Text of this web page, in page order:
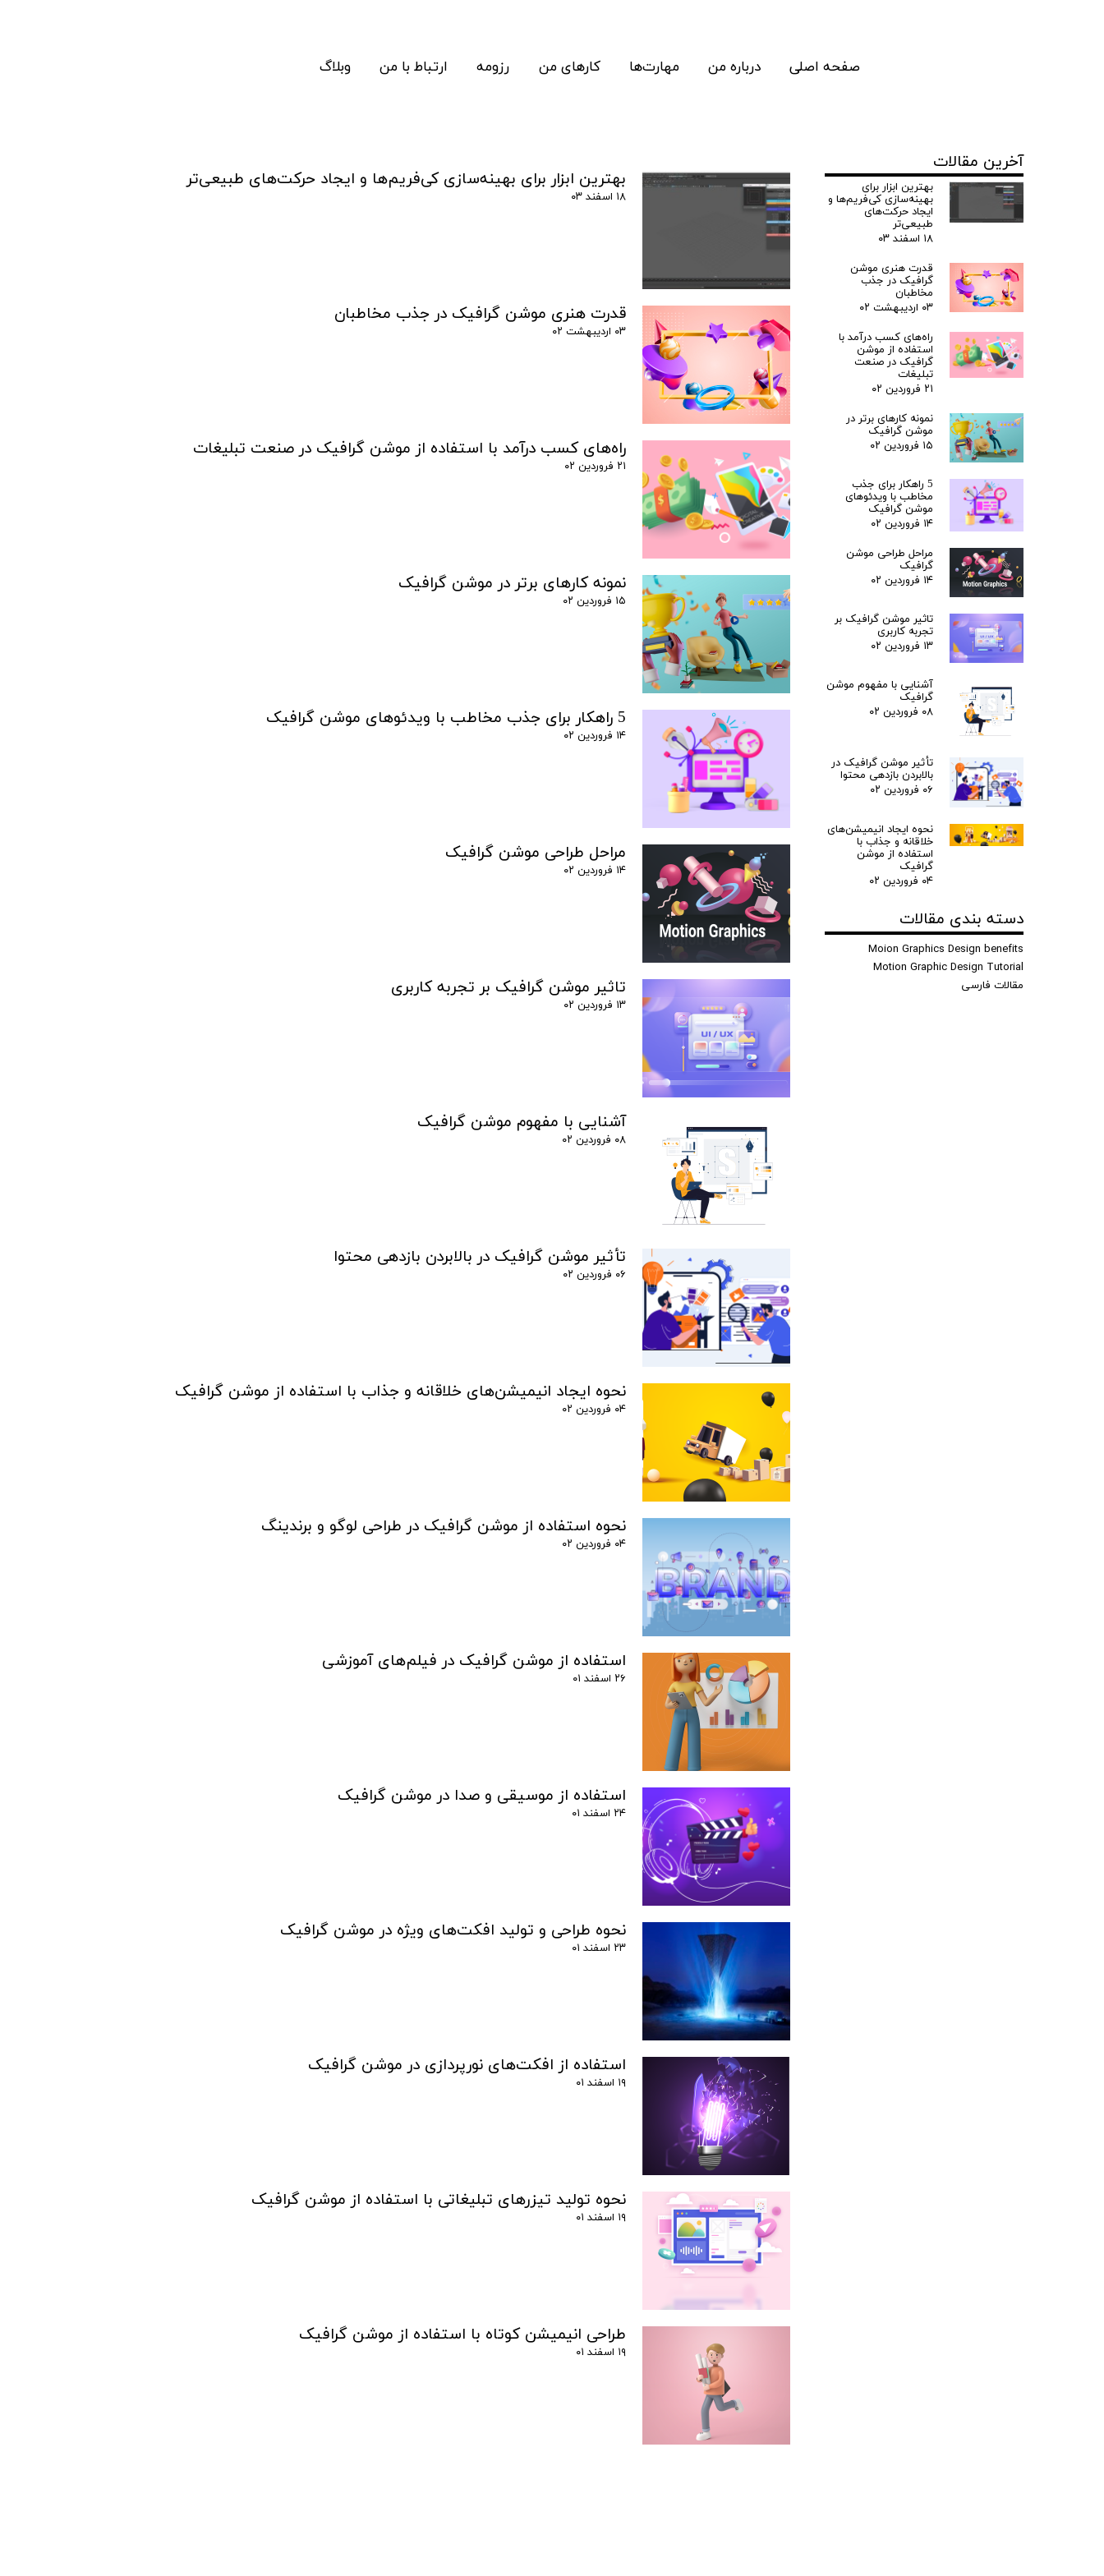
صفحه اصلی درباره من مهارت‌ها کارهای من رزومه ارتباط با من وبلاگ
آخرین مقالات
بهترین ابزار برای
بهینه‌سازی کی‌فریم‌ها و
ایجاد حرکت‌های
طبیعی‌تر
۱۸ اسفند ۰۳
قدرت هنری موشن
گرافیک در جذب
مخاطبان
۰۳ اردیبهشت ۰۲
راه‌های کسب درآمد با
استفاده از موشن
گرافیک در صنعت
تبلیغات
۲۱ فروردین ۰۲
نمونه کارهای برتر در
موشن گرافیک
۱۵ فروردین ۰۲
5 راهکار برای جذب
مخاطب با ویدئوهای
موشن گرافیک
۱۴ فروردین ۰۲
مراحل طراحی موشن
گرافیک
۱۴ فروردین ۰۲
تاثیر موشن گرافیک بر
تجربه کاربری
۱۳ فروردین ۰۲
آشنایی با مفهوم موشن
گرافیک
۰۸ فروردین ۰۲
تأثیر موشن گرافیک در
بالابردن بازدهی محتوا
۰۶ فروردین ۰۲
نحوه ایجاد انیمیشن‌های
خلاقانه و جذاب با
استفاده از موشن
گرافیک
۰۴ فروردین ۰۲
دسته بندی مقالات
Moion Graphics Design benefits
Motion Graphic Design Tutorial
مقالات فارسی
بهترین ابزار برای بهینه‌سازی کی‌فریم‌ها و ایجاد حرکت‌های طبیعی‌تر
۱۸ اسفند ۰۳
قدرت هنری موشن گرافیک در جذب مخاطبان
۰۳ اردیبهشت ۰۲
راه‌های کسب درآمد با استفاده از موشن گرافیک در صنعت تبلیغات
۲۱ فروردین ۰۲
نمونه کارهای برتر در موشن گرافیک
۱۵ فروردین ۰۲
5 راهکار برای جذب مخاطب با ویدئوهای موشن گرافیک
۱۴ فروردین ۰۲
مراحل طراحی موشن گرافیک
۱۴ فروردین ۰۲
تاثیر موشن گرافیک بر تجربه کاربری
۱۳ فروردین ۰۲
آشنایی با مفهوم موشن گرافیک
۰۸ فروردین ۰۲
تأثیر موشن گرافیک در بالابردن بازدهی محتوا
۰۶ فروردین ۰۲
نحوه ایجاد انیمیشن‌های خلاقانه و جذاب با استفاده از موشن گرافیک
۰۴ فروردین ۰۲
نحوه استفاده از موشن گرافیک در طراحی لوگو و برندینگ
۰۴ فروردین ۰۲
استفاده از موشن گرافیک در فیلم‌های آموزشی
۲۶ اسفند ۰۱
استفاده از موسیقی و صدا در موشن گرافیک
۲۴ اسفند ۰۱
نحوه طراحی و تولید افکت‌های ویژه در موشن گرافیک
۲۳ اسفند ۰۱
استفاده از افکت‌های نورپردازی در موشن گرافیک
۱۹ اسفند ۰۱
نحوه تولید تیزرهای تبلیغاتی با استفاده از موشن گرافیک
۱۹ اسفند ۰۱
طراحی انیمیشن کوتاه با استفاده از موشن گرافیک
۱۹ اسفند ۰۱